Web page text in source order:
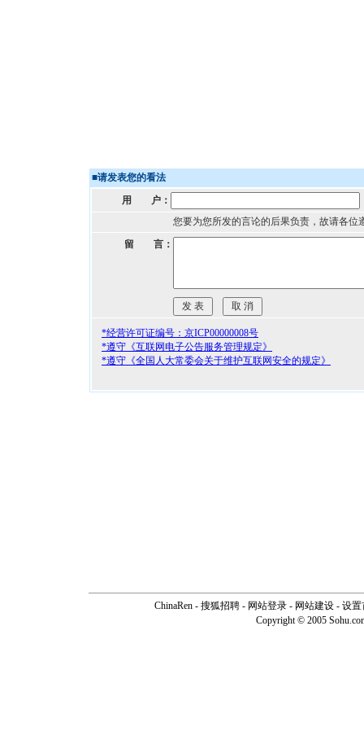
■请发表您的看法
用 户：
您要为您所发的言论的后果负责，故请各位
留 言：
*经营许可证编号：京ICP00000008号
*遵守《互联网电子公告服务管理规定》
*遵守《全国人大常委会关于维护互联网安全的规定》
ChinaRen - 搜狐招聘 - 网站登录 - 网站建设 - 设置
Copyright © 2005